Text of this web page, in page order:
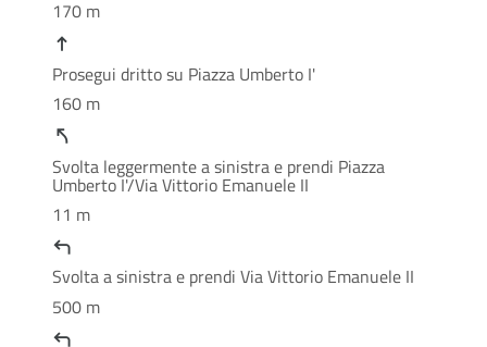
170 m
Prosegui dritto su Piazza Umberto I'
160 m
Svolta leggermente a sinistra e prendi Piazza
Umberto I'/Via Vittorio Emanuele II
11 m
Svolta a sinistra e prendi Via Vittorio Emanuele II
500 m